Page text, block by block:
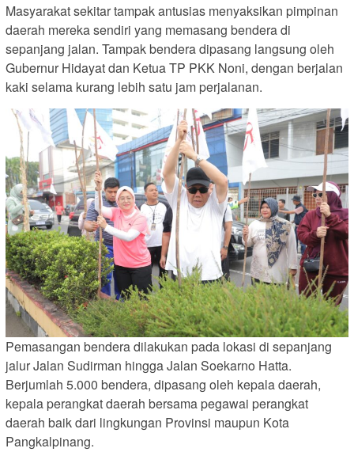
Masyarakat sekitar tampak antusias menyaksikan pimpinan
daerah mereka sendiri yang memasang bendera di
sepanjang jalan. Tampak bendera dipasang langsung oleh
Gubernur Hidayat dan Ketua TP PKK Noni, dengan berjalan
kaki selama kurang lebih satu jam perjalanan.
Pemasangan bendera dilakukan pada lokasi di sepanjang
jalur Jalan Sudirman hingga Jalan Soekarno Hatta.
Berjumlah 5.000 bendera, dipasang oleh kepala daerah,
kepala perangkat daerah bersama pegawai perangkat
daerah baik dari lingkungan Provinsi maupun Kota
Pangkalpinang.